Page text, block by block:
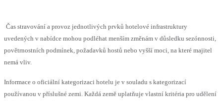
Čas stravování a provoz jednotlivých prvků hotelové infrastruktury
uvedených v nabídce mohou podléhat menším změnám v důsledku sezónnosti,
povětrnostních podmínek, požadavků hostů nebo vyšší moci, na které majitel
nemá vliv.
Informace o oficiální kategorizaci hotelu je v souladu s kategorizací
používanou v příslušné zemi. Každá země uplatňuje vlastní kritéria pro udělení